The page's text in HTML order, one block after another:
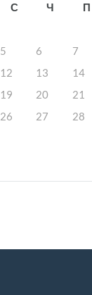
С Ч П
5 6 7
12 13 14
19 20 21
26 27 28